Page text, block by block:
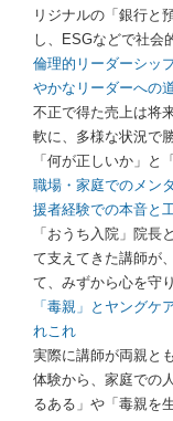
リジナルの「銀行と
し、ESGなどで社会
倫理的リーダーシッ
やかなリーダーへの
不正で得た売上は将
軟に、多様な状況で
「何が正しいか」と
職場・家庭でのメン
援者経験での本音と
「おうち入院」院長
て支えてきた講師が
て、みずから心を守
「毒親」とヤングケ
れこれ
実際に講師が両親と
体験から、家庭での
るある」や「毒親を